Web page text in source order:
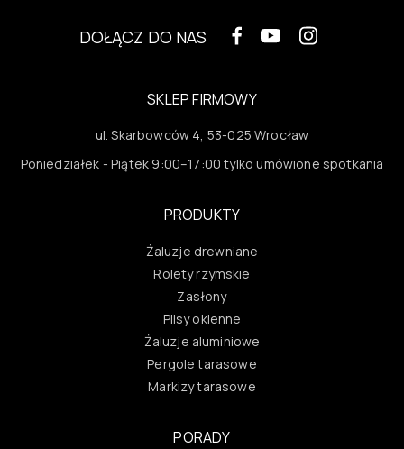
DOŁĄCZ DO NAS
SKLEP FIRMOWY
ul. Skarbowców 4, 53-025 Wrocław
Poniedziałek - Piątek 9:00–17:00 tylko umówione spotkania
PRODUKTY
Żaluzje drewniane
Rolety rzymskie
Zasłony
Plisy okienne
Żaluzje aluminiowe
Pergole tarasowe
Markizy tarasowe
PORADY